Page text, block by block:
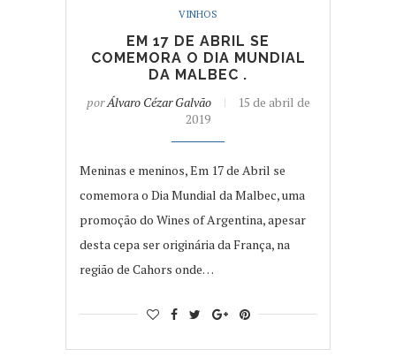
VINHOS
EM 17 DE ABRIL SE
COMEMORA O DIA MUNDIAL
DA MALBEC .
porÁlvaro Cézar Galvão
15 de abril de
2019
Meninas e meninos, Em 17 de Abril se
comemora o Dia Mundial da Malbec, uma
promoção do Wines of Argentina, apesar
desta cepa ser originária da França, na
região de Cahors onde…